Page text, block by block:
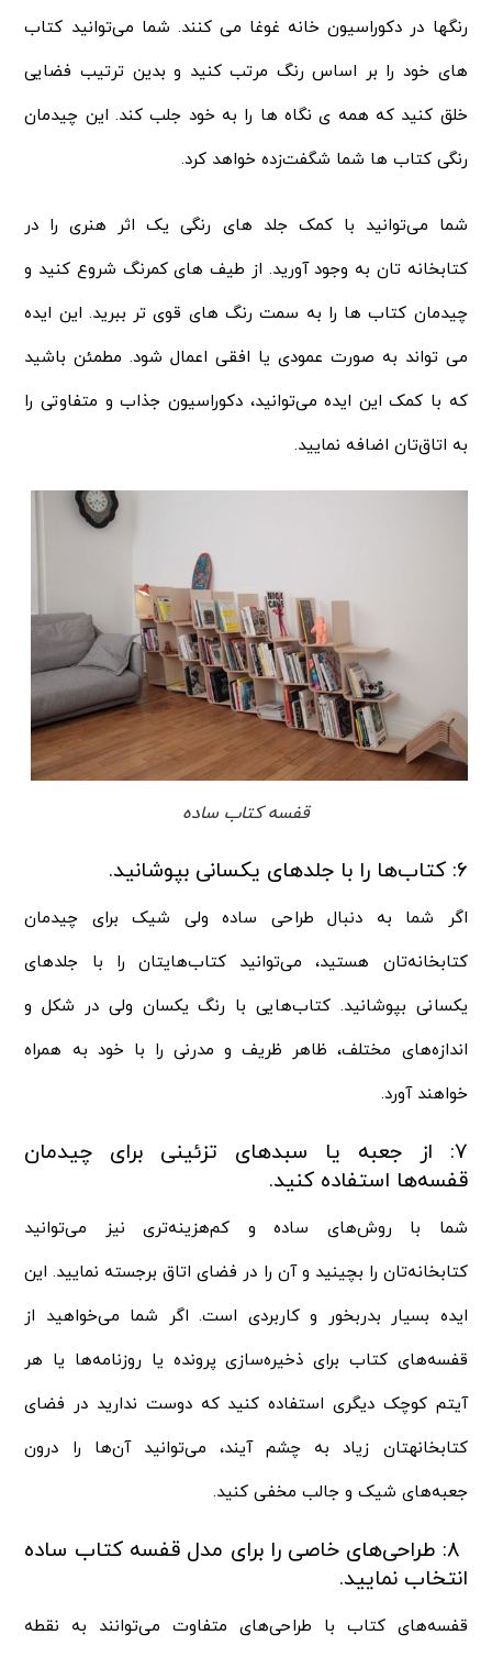
رنگ‎ها در دکوراسیون خانه غوغا می‌ کنند. شما می‌توانید کتاب‌
های خود را بر اساس رنگ مرتب کنید و بدین ترتیب فضایی
خلق کنید که همه‌ ی نگاه‌ ها را به خود جلب کند. این چیدمان
رنگی کتاب‌ ها شما شگفت‌زده خواهد کرد.
شما می‌توانید با کمک جلد های رنگی یک اثر هنری را در
کتابخانه‌ تان به وجود آورید. از طیف‌ های کمرنگ شروع کنید و
چیدمان کتاب‌ ها را به سمت رنگ‌ های قوی‌ تر ببرید. این ایده
می‌ تواند به صورت عمودی یا افقی اعمال شود. مطمئن باشید
که با کمک این ایده می‌توانید، دکوراسیون جذاب و متفاوتی را
به اتاق‌تان اضافه نمایید.
قفسه کتاب ساده
۶: کتاب‌ها را با جلدهای یکسانی بپوشانید.
اگر شما به دنبال طراحی ساده ولی شیک برای چیدمان
کتابخانه‌تان هستید، می‌توانید کتاب‌هایتان را با جلدهای
یکسانی بپوشانید. کتاب‌هایی با رنگ یکسان ولی در شکل و
اندازه‌های مختلف، ظاهر ظریف و مدرنی را با خود به همراه
خواهند آورد.
۷: از جعبه یا سبدهای تزئینی برای چیدمان
قفسه‌ها استفاده کنید.
شما با روش‌های ساده‌ و کم‌هزینه‌تری نیز می‌توانید
کتابخانه‌تان را بچینید و آن را در فضای اتاق برجسته نمایید. این
ایده بسیار بدربخور و کاربردی است. اگر شما می‌خواهید از
قفسه‌های کتاب برای ذخیره‌سازی پرونده یا روزنامه‌ها یا هر
آیتم کوچک دیگری استفاده کنید که دوست ندارید در فضای
کتابخانه‎تان زیاد به چشم آیند، می‌توانید آن‌ها را درون
جعبه‌های شیک و جالب مخفی کنید.
۸: طراحی‌های خاصی را برای مدل قفسه کتاب ساده
انتخاب نمایید.
قفسه‌های کتاب با طراحی‌های متفاوت می‌توانند به نقطه